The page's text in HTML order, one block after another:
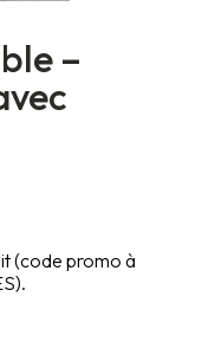
–
(code promo à